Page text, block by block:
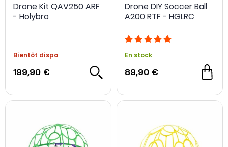
Drone Kit QAV250 ARF
- Holybro
Bientôt dispo
199,90 €
Drone DIY Soccer Ball
A200 RTF - HGLRC
En stock
89,90 €